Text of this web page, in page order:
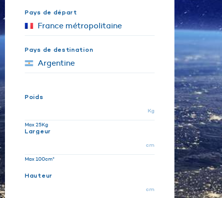
Pays de départ
Pays de destination
Poids
Kg
Max 25Kg
Largeur
cm
Max 100cm*
Hauteur
cm